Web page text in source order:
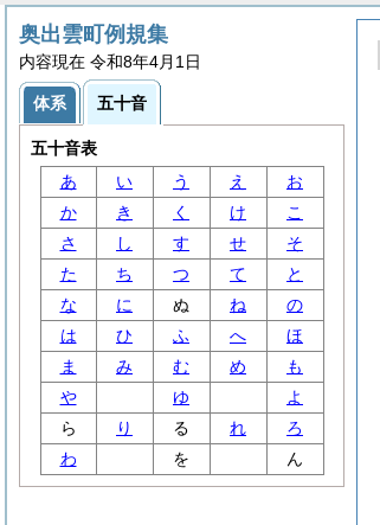
奥出雲町例規集
内容現在 令和8年4月1日
体系 五十音
五十音表
あ
い う え
お
か
き く け
こ
さ
し す せ
そ
た
ち つ て
と
な
に ぬ ね
の
は
ひ ふ へ
ほ
ま
み む め
も
や
ゆ
よ
ら
り る れ
ろ
わ
を ん